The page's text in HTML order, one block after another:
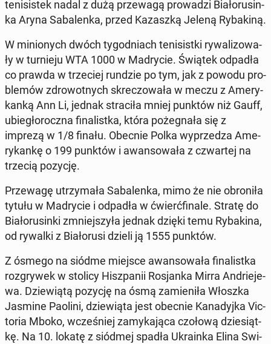
te­ni­si­stek nadal z dużą prze­wa­gą pro­wa­dzi Bia­ło­ru­sin­
ka Aryna Sa­ba­len­ka, przed Ka­zasz­ką Jeleną Ry­ba­ki­ną.
W mi­nio­nych dwóch ty­go­dniach te­ni­sist­ki ry­wa­li­zo­wa­
ły w tur­nie­ju WTA 1000 w Ma­dry­cie. Świątek odpadła
co prawda w trze­ciej rundzie po tym, jak z powodu pro­
ble­mów zdro­wot­nych skre­czo­wa­ła w meczu z Ame­ry­
kan­ką Ann Li, jednak stra­ci­ła mniej punktów niż Gauff,
ubie­gło­rocz­na fi­na­list­ka, która po­że­gna­ła się z
imprezą w 1/8 finału. Obecnie Polka wy­prze­dza Ame­
ry­kan­kę o 199 punktów i awan­so­wa­ła z czwar­tej na
trzecią pozycję.
Prze­wa­gę utrzy­ma­ła Sa­ba­len­ka, mimo że nie obro­ni­ła
tytułu w Ma­dry­cie i odpadła w ćwierć­fi­na­le. Stratę do
Bia­ło­ru­sin­ki zmniej­szy­ła jednak dzięki temu Ry­ba­ki­na,
od rywalki z Bia­ło­ru­si dzieli ją 1555 punktów.
Z ósmego na siódme miejsce awan­so­wa­ła fi­na­list­ka
roz­gry­wek w stolicy Hisz­pa­nii Ro­sjan­ka Mirra An­drie­je­
wa. Dzie­wią­tą pozycję na ósmą za­mie­ni­ła Włoszka
Jasmine Paolini, dzie­wią­ta jest obecnie Ka­na­dyj­ka Vic­
to­ria Mboko, wcze­śniej za­my­ka­ją­ca czołową dzie­siąt­
kę. Na 10. lokatę z siódmej spadła Ukra­in­ka Elina Swi­